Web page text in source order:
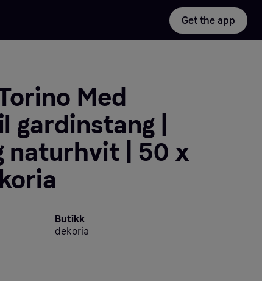
Get the app
Med
gardinstang |
naturhvit | 50 x
Butikk
dekoria